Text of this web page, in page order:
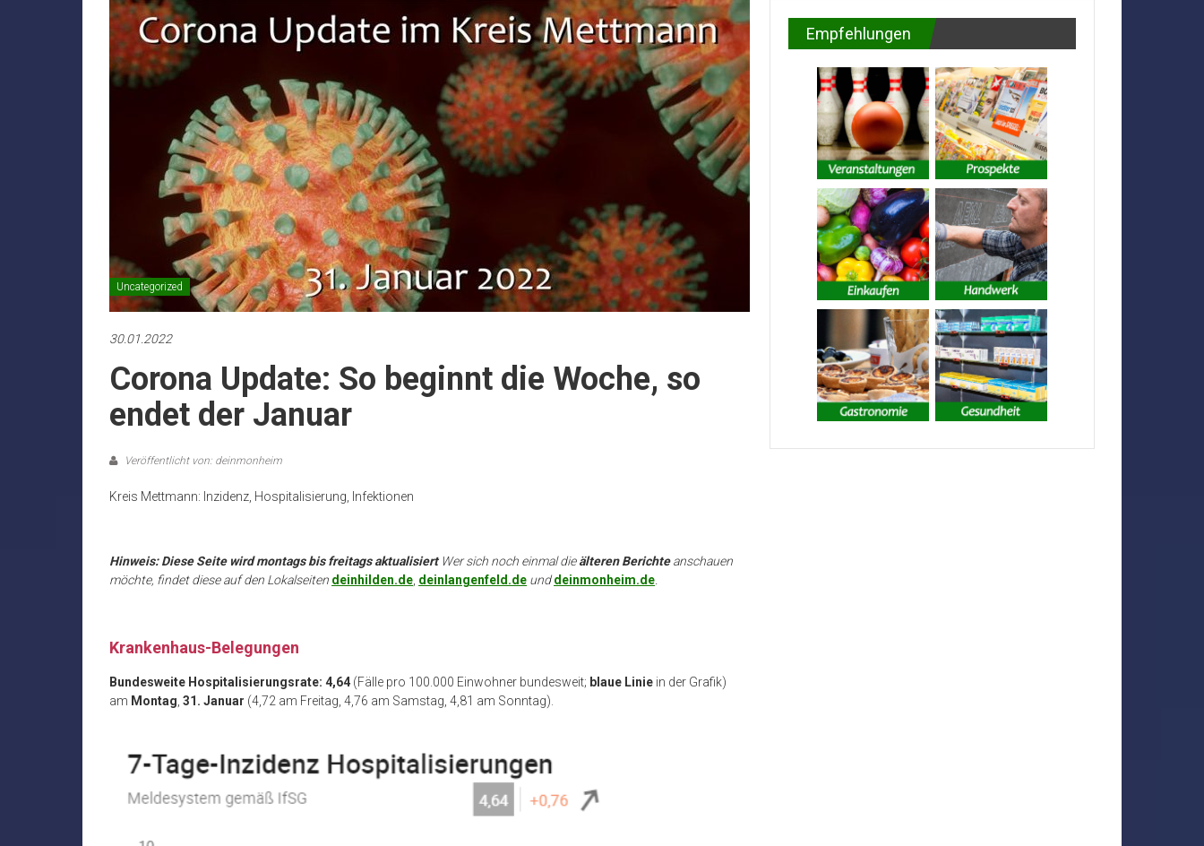
Uncategorized
30.01.2022
Corona Update: So beginnt die Woche, so
endet der Januar
Veröffentlicht von: deinmonheim
Kreis Mettmann: Inzidenz, Hospitalisierung, Infektionen
Hinweis: Diese Seite wird montags bis freitags aktualisiert Wer sich noch einmal dieälteren Berichteanschauen
möchte, findet diese auf den Lokalseiten deinhilden.de deinlangenfeld.de unddeinmonheim.de
Krankenhaus-Belegungen
Bundesweite Hospitalisierungsrate: 4,64 (Fälle pro 100.000 Einwohner bundesweit; blaue Linie in der Grafik)
am Montag 31. Januar (4,72 am Freitag, 4,76 am Samstag, 4,81 am Sonntag).
Empfehlungen